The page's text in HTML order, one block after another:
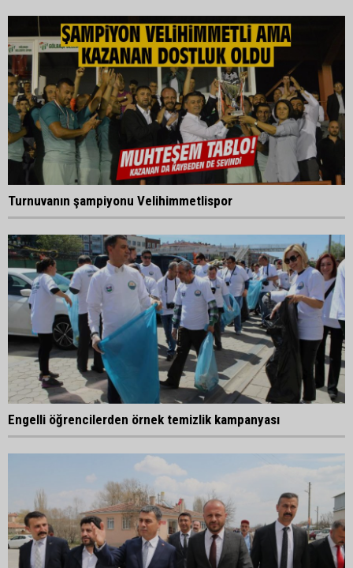
Turnuvanın şampiyonu Velihimmetlispor
Engelli öğrencilerden örnek temizlik kampanyası